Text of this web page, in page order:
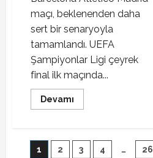
maçı, beklenenden daha
sert bir senaryoyla
tamamlandı. UEFA
Şampiyonlar Ligi çeyrek
final ilk maçında...
Devamı
more
Madrid
maçı
Yazı
1 2 3 4 …
26